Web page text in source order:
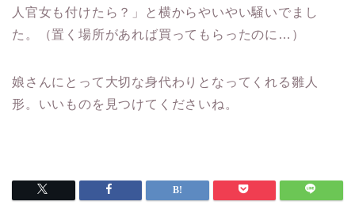
人官女も付けたら？」と横からやいやい騒いでまし
た。（置く場所があれば買ってもらったのに…）
娘さんにとって大切な身代わりとなってくれる雛人
形。いいものを見つけてくださいね。